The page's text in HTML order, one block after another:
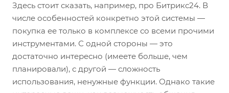
Здесь стоит сказать, например, про Битрикс24. В
числе особенностей конкретно этой системы —
покупка ее только в комплексе со всеми прочими
инструментами. С одной стороны — это
достаточно интересно (имеете больше, чем
планировали), с другой — сложность
использования, ненужные функции. Однако такие